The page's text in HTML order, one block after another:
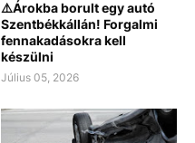
⚠️Árokba borult egy autó
Szentbékkállán! Forgalmi
fennakadásokra kell
készülni
Július 05, 2026